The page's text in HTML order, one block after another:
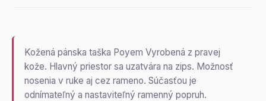
Kožená pánska taška Poyem Vyrobená z pravej
kože. Hlavný priestor sa uzatvára na zips. Možnosť
nosenia v ruke aj cez rameno. Súčasťou je
odnímateľný a nastaviteľný ramenný popruh.